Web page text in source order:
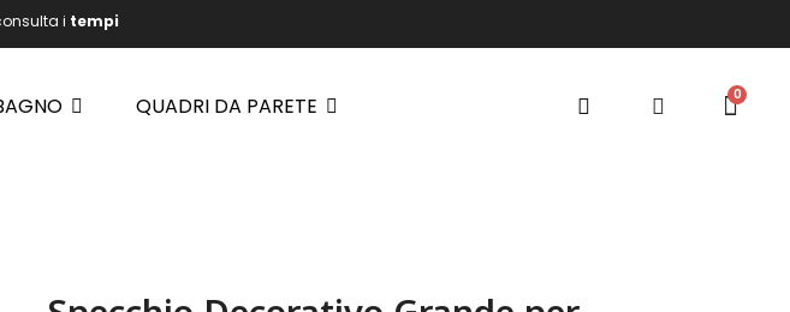
i tempi
QUADRI DA PARETE